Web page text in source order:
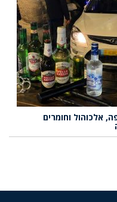
אלכוהול וחומרים